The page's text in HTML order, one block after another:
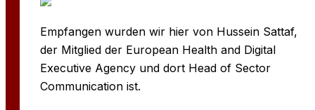
Empfangen wurden wir hier von Hussein Sattaf,
der Mitglied der European Health and Digital
Executive Agency und dort Head of Sector
Communication ist.